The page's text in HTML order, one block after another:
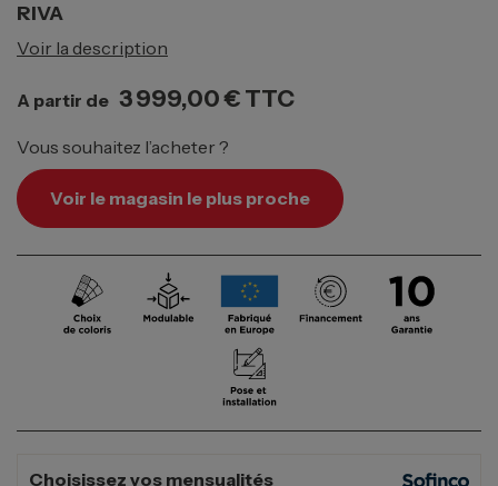
RIVA
Voir la description
A partir de 3 999,00 € TTC
Vous souhaitez l’acheter ?
Voir le magasin le plus proche
Choisissez vos mensualités